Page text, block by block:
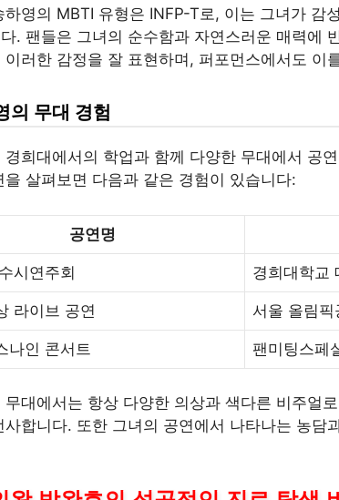
하영의 MBTI 유형은 INFP-T로, 이는 그녀가 감
. 팬들은 그녀의 순수함과 자연스러운 매력에
이러한 감정을 잘 표현하며, 퍼포먼스에서도 이
의 무대 경험
경희대에서의 학업과 함께 다양한 무대에서 공
을 살펴보면 다음과 같은 경험이 있습니다:
공연명
시연주회 경희대학교
라이브 공연 서울 올림픽
나인 콘서트 팬미팅스페
무대에서는 항상 다양한 의상과 색다른 비주얼
사합니다. 또한 그녀의 공연에서 나타나는 농담